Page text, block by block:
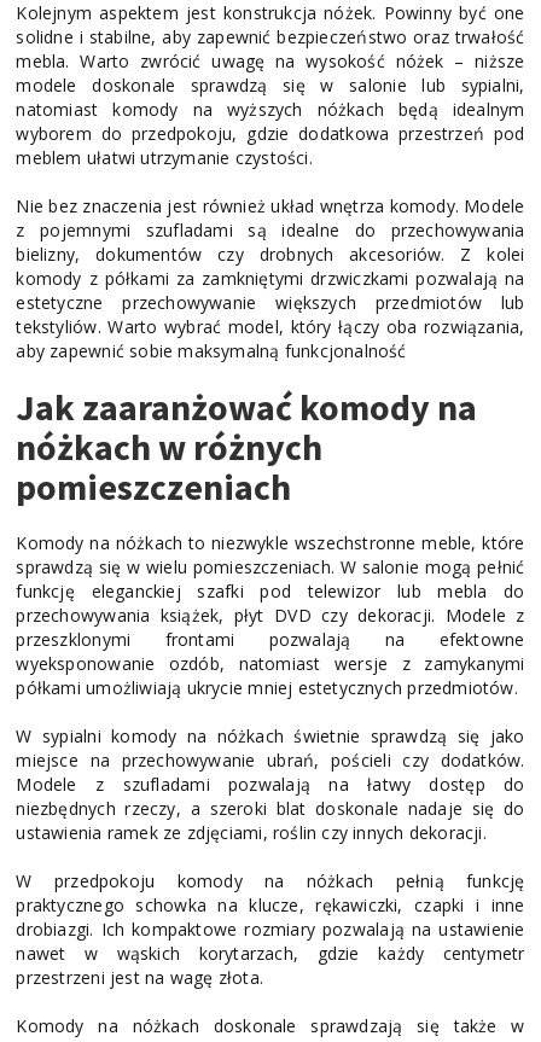
Kolejnym aspektem jest konstrukcja nóżek. Powinny być one
solidne i stabilne, aby zapewnić bezpieczeństwo oraz trwałość
mebla. Warto zwrócić uwagę na wysokość nóżek – niższe
modele doskonale sprawdzą się w salonie lub sypialni,
natomiast komody na wyższych nóżkach będą idealnym
wyborem do przedpokoju, gdzie dodatkowa przestrzeń pod
meblem ułatwi utrzymanie czystości.
Nie bez znaczenia jest również układ wnętrza komody. Modele
z pojemnymi szufladami są idealne do przechowywania
bielizny, dokumentów czy drobnych akcesoriów. Z kolei
komody z półkami za zamkniętymi drzwiczkami pozwalają na
estetyczne przechowywanie większych przedmiotów lub
tekstyliów. Warto wybrać model, który łączy oba rozwiązania,
aby zapewnić sobie maksymalną funkcjonalność
Jak zaaranżować komody na
nóżkach w różnych
pomieszczeniach
Komody na nóżkach to niezwykle wszechstronne meble, które
sprawdzą się w wielu pomieszczeniach. W salonie mogą pełnić
funkcję eleganckiej szafki pod telewizor lub mebla do
przechowywania książek, płyt DVD czy dekoracji. Modele z
przeszklonymi frontami pozwalają na efektowne
wyeksponowanie ozdób, natomiast wersje z zamykanymi
półkami umożliwiają ukrycie mniej estetycznych przedmiotów.
W sypialni komody na nóżkach świetnie sprawdzą się jako
miejsce na przechowywanie ubrań, pościeli czy dodatków.
Modele z szufladami pozwalają na łatwy dostęp do
niezbędnych rzeczy, a szeroki blat doskonale nadaje się do
ustawienia ramek ze zdjęciami, roślin czy innych dekoracji.
W przedpokoju komody na nóżkach pełnią funkcję
praktycznego schowka na klucze, rękawiczki, czapki i inne
drobiazgi. Ich kompaktowe rozmiary pozwalają na ustawienie
nawet w wąskich korytarzach, gdzie każdy centymetr
przestrzeni jest na wagę złota.
Komody na nóżkach doskonale sprawdzają się także w